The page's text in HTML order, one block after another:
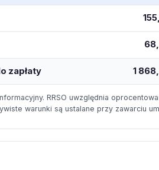
zapłaty 1
RRSO uwzględnia
warunki są ustalane przy zawarciu